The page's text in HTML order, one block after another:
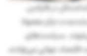
در فارکس
بازار معمولا
سیاست‌های
جهانی می‌توانند